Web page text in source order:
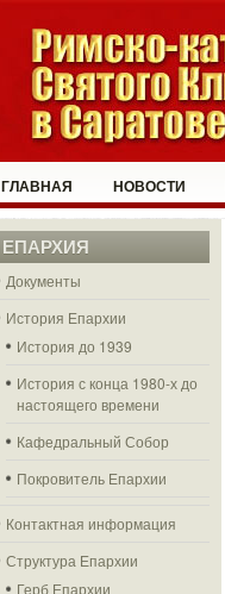
ГЛАВНАЯ НОВОСТИ
ЕПАРХИЯ
Документы
История Епархии
История до 1939
История с конца 1980-х до
настоящего времени
Кафедральный Собор
Покровитель Епархии
Контактная информация
Структура Епархии
Герб Епархии